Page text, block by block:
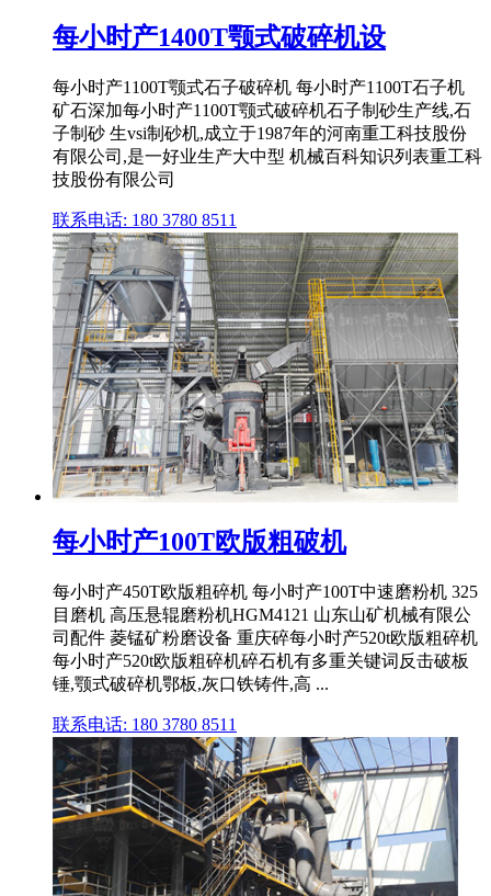
每小时产1400T颚式破碎机设
每小时产1100T颚式石子破碎机 每小时产1100T石子机
矿石深加每小时产1100T颚式破碎机石子制砂生产线,石
子制砂 生vsi制砂机,成立于1987年的河南重工科技股份
有限公司,是一好业生产大中型 机械百科知识列表重工科
技股份有限公司
联系电话: 180 3780 8511
每小时产100T欧版粗破机
每小时产450T欧版粗碎机 每小时产100T中速磨粉机 325
目磨机 高压悬辊磨粉机HGM4121 山东山矿机械有限公
司配件 菱锰矿粉磨设备 重庆碎每小时产520t欧版粗碎机
每小时产520t欧版粗碎机碎石机有多重关键词反击破板
锤,颚式破碎机鄂板,灰口铁铸件,高 ...
联系电话: 180 3780 8511